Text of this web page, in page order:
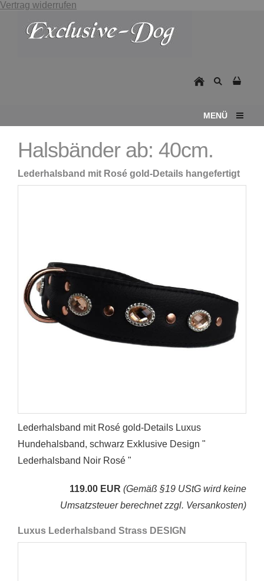
Vertrag widerrufen
MENÜ
Halsbänder ab: 40cm.
Lederhalsband mit Rosé gold-Details hangefertigt
Lederhalsband mit Rosé gold-Details Luxus
Hundehalsband, schwarz Exklusive Design "
Lederhalsband Noir Rosé "
119.00 EUR (Gemäß §19 UStG wird keine
Umsatzsteuer berechnet zzgl. Versankosten)
Luxus Lederhalsband Strass DESIGN